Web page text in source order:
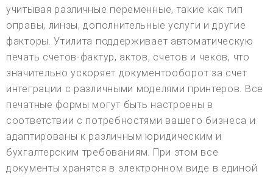
учитывая различные переменные, такие как тип
оправы, линзы, дополнительные услуги и другие
факторы. Утилита поддерживает автоматическую
печать счетов-фактур, актов, счетов и чеков, что
значительно ускоряет документооборот за счет
интеграции с различными моделями принтеров. Все
печатные формы могут быть настроены в
соответствии с потребностями вашего бизнеса и
адаптированы к различным юридическим и
бухгалтерским требованиям. При этом все
документы хранятся в электронном виде в единой